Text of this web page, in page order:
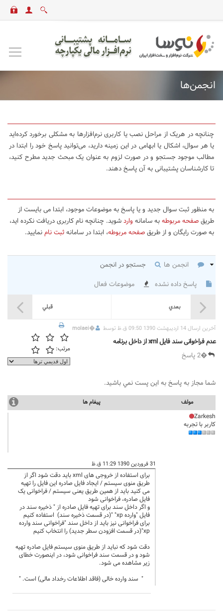
انجمن‌ها
چنانچه در هریک از مراحل نصب یا کاربری نرم‌افزارها به مشکلی برخورد کرده‌اید
یا هر سوال، اشکال یا ابهامی در این زمینه دارید، می‌توانید پاسخ خود را ابتدا در
مطالب موجود جستجو و در صورت لزوم به عنوان یک مبحث جدید مطرح کنید،
تا کارشناسان پشتیبانی به آن پاسخ دهند.
به منظور ثبت سوال جدید و یا پاسخ به موضوعات موجود، ابتدا می بایست از
طریقصفحه مربوطهبه سامانه واردشوید. چنانچه نام کاربری دریافت نکرده اید،
به صورت رایگان و از طریقصفحه مربوطه، ابتدا در سامانهثبت نامنمایید.
انجمن ها
جستجو در انجمن
پاسخ داده نشده
موضوعات فعال
قبلي بعدي
آخرين ارسال 14 اردیبهشت 1390 09:50 ق.ظ توسط �
molaei
عدم فراخوانی سند فایل xml از داخل برنامه
�2 پاسخ
مرتب:
شما مجاز به پاسخ به اين پست نمي باشيد.
مولف پيغام ها
Zarkesh
کاربر با تجربه
31 فروردین 1390 11:29 ق.ظ
برای استفاده از خروجی های xml باید دقت شود اگر از
طریق منوی سیستم / ایجاد فایل صادره این فایل را تهیه
می کنید باید از همین طریق یعنی سیستم / فراخوانی یک
فایل صادره، فراخوانی شود
و اگر داخل سند برای تهیه فایل صادره از " ذخیره سند در
فایل "وارده xp" "(در قسمت ذخیره سند) استفاده کنیم
برای فراخوانی نیز باید از داخل سند "فراخوانی سند وارده
xp"(در قسمت افزودن سطر جدید) را انتخاب کنیم
دقت شود که نباید از طریق منوی سیستم فایل صادره تهیه
شود و در قسمت سند فراخوانی شود، در اینصورت خطای
زیر مشاهده می شود.
" سند وارده خالی (فاقد اطلاعات رخداد مالی) است. "